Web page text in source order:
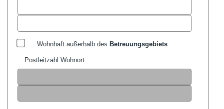
Wohnhaft außerhalb des Betreuungsgebiets
Postleitzahl Wohnort